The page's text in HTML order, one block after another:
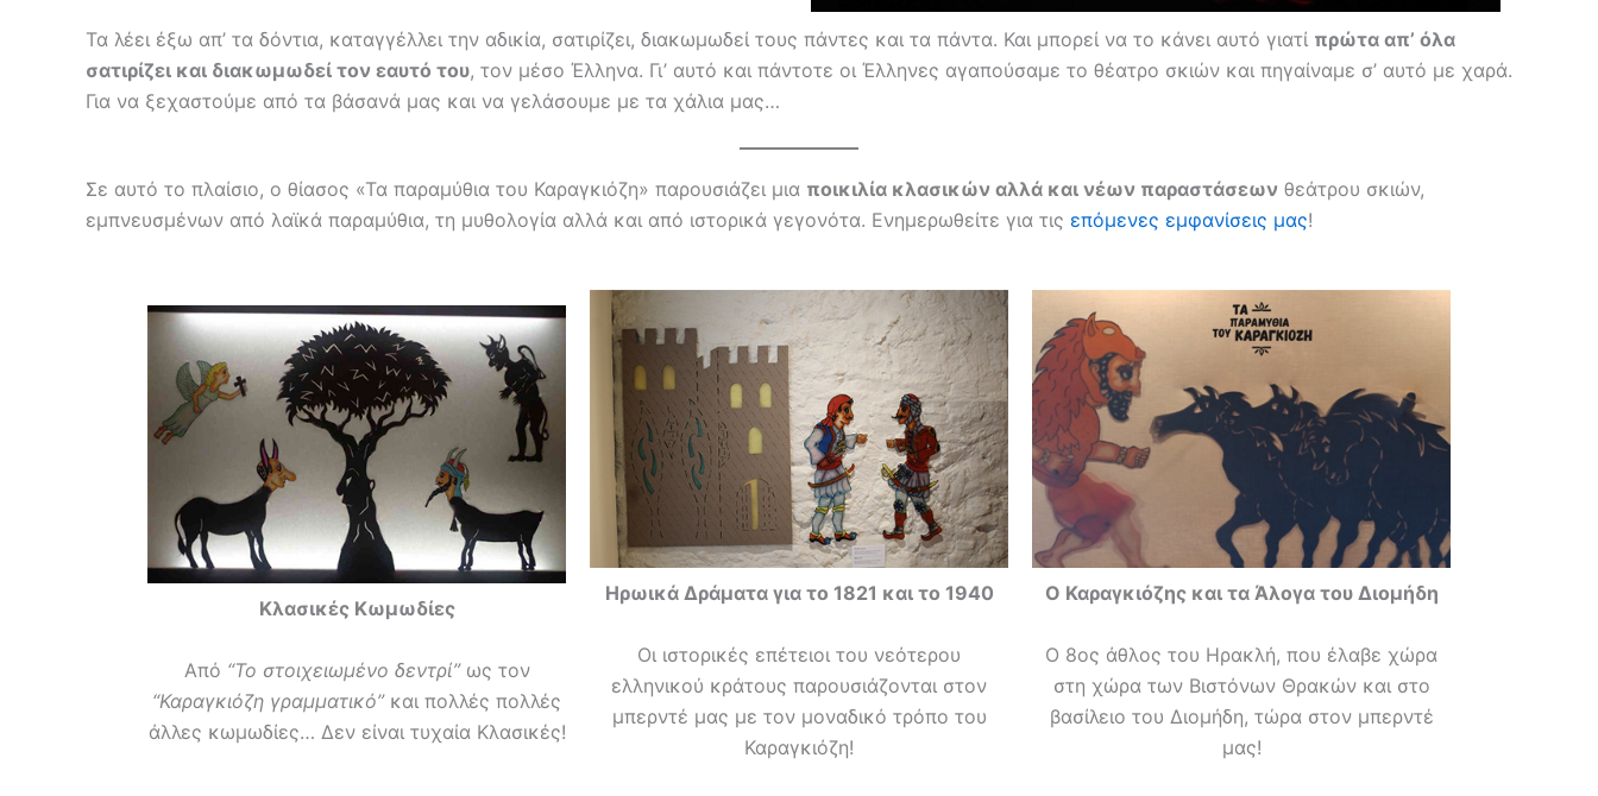
Τα λέει έξω απ’ τα δόντια, καταγγέλλει την αδικία, σατιρίζει, διακωμωδεί τους πάντες και τα πάντα. Και μπορεί να το κάνει αυτό γιατί πρώτα απ’ όλα
σατιρίζει και διακωμωδεί τον εαυτό του, τον μέσο Έλληνα. Γι’ αυτό και πάντοτε οι Έλληνες αγαπούσαμε το θέατρο σκιών και πηγαίναμε σ’ αυτό με χαρά.
Για να ξεχαστούμε από τα βάσανά μας και να γελάσουμε με τα χάλια μας…
Σε αυτό το πλαίσιο, ο θίασος «Τα παραμύθια του Καραγκιόζη» παρουσιάζει μια ποικιλία κλασικών αλλά και νέων παραστάσεων θεάτρου σκιών,
εμπνευσμένων από λαϊκά παραμύθια, τη μυθολογία αλλά και από ιστορικά γεγονότα. Ενημερωθείτε για τις επόμενες εμφανίσεις μας!
Κλασικές Κωμωδίες
Από “Το στοιχειωμένο δεντρί”ως τον
“Καραγκιόζη γραμματικό”και πολλές πολλές
άλλες κωμωδίες… Δεν είναι τυχαία Κλασικές!
Ηρωικά Δράματα για το 1821 και το 1940
Οι ιστορικές επέτειοι του νεότερου
ελληνικού κράτους παρουσιάζονται στον
μπερντέ μας με τον μοναδικό τρόπο του
Καραγκιόζη!
Ο Καραγκιόζης και τα Άλογα του Διομήδη
Ο 8ος άθλος του Ηρακλή, που έλαβε χώρα
στη χώρα των Βιστόνων Θρακών και στο
βασίλειο του Διομήδη, τώρα στον μπερντέ
μας!